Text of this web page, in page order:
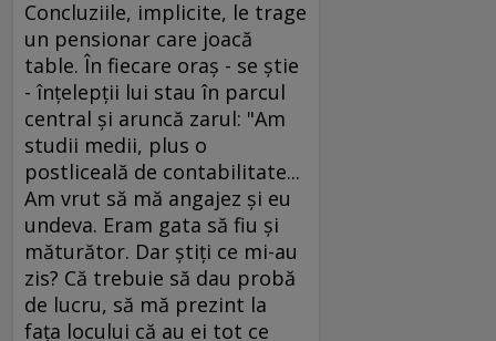
Concluziile, implicite, le trage
un pensionar care joacă
table. În fiecare oraş - se ştie
- înţelepţii lui stau în parcul
central şi aruncă zarul: "Am
studii medii, plus o
postliceală de contabilitate...
Am vrut să mă angajez şi eu
undeva. Eram gata să fiu şi
măturător. Dar ştiţi ce mi-au
zis? Că trebuie să dau probă
de lucru, să mă prezint la
faţa locului că au ei tot ce